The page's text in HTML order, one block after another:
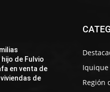
de Fulvio
en venta de
de
Iquique
Región